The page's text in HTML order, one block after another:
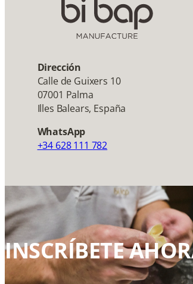
Dirección
Calle de Guixers 10
07001 Palma
Illes Balears, España
WhatsApp
+34 628 111 782
INSCRÍBETE